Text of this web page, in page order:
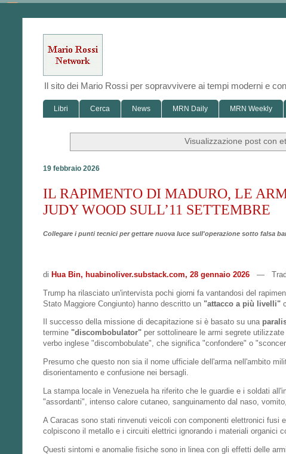
Il sito dei Mario Rossi per sopravvivere ai tempi moderni e
Libri Cerca News MRN Daily MRN Weekly
Visualizzazione post con
19 febbraio 2026
IL RAPIMENTO DI MADURO, LE
JUDY WOOD SULL’11 SETTEMBRE
Collegare i punti tecnici per gettare nuova luce sull'operazione sotto falsa
di Hua Bin, huabinoliver.substack.com, 28 gennaio 2026 —
Trump ha rilasciato un'intervista pochi giorni fa vantandosi del
Stato Maggiore Congiunto) hanno descritto un "attacco a più livelli"
Il successo della missione di decapitazione si è basato su una
termine "discombobulator" per sottolineare le armi segrete
verbo inglese "discombobulate", che significa "confondere" o
Presumo che questo non sia il nome ufficiale dell'arma nell'ambito
disorientamento e confusione nei bersagli.
La stampa locale in Venezuela ha riferito che le guardie e i soldati
"assordanti", intenso calore cutaneo, sanguinamento dal naso,
A Caracas sono stati rinvenuti veicoli con componenti elettronici
colpiscono il metallo e i circuiti elettrici ignorando i materiali organici
Questi sintomi e anomalie fisiche sono in linea con gli effetti delle